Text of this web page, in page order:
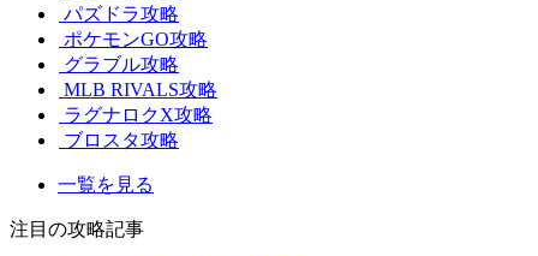
パズドラ攻略
ポケモンGO攻略
グラブル攻略
MLB RIVALS攻略
ラグナロクX攻略
ブロスタ攻略
一覧を見る
注目の攻略記事